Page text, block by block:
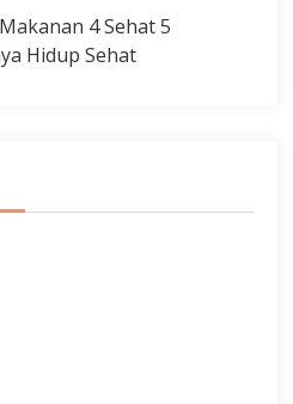
4 Sehat 5
Hidup Sehat